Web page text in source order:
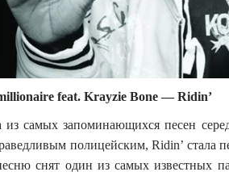
feat. Krayzie Bone — Ridin’
из самых запоминающихся песен
полицейским, Ridin’
снят один из самых известных